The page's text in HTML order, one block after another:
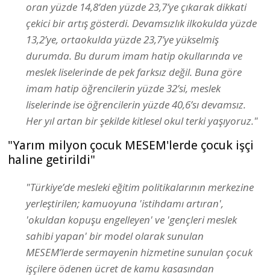
oran yüzde 14,8’den yüzde 23,7’ye çıkarak dikkati
çekici bir artış gösterdi. Devamsızlık ilkokulda yüzde
13,2’ye, ortaokulda yüzde 23,7’ye yükselmiş
durumda. Bu durum imam hatip okullarında ve
meslek liselerinde de pek farksız değil. Buna göre
imam hatip öğrencilerin yüzde 32’si, meslek
liselerinde ise öğrencilerin yüzde 40,6’sı devamsız.
Her yıl artan bir şekilde kitlesel okul terki yaşıyoruz."
"Yarım milyon çocuk MESEM'lerde çocuk işçi
haline getirildi"
"Türkiye’de mesleki eğitim politikalarının merkezine
yerleştirilen; kamuoyuna 'istihdamı artıran',
'okuldan kopuşu engelleyen' ve 'gençleri meslek
sahibi yapan' bir model olarak sunulan
MESEM’lerde sermayenin hizmetine sunulan çocuk
işçilere ödenen ücret de kamu kasasından